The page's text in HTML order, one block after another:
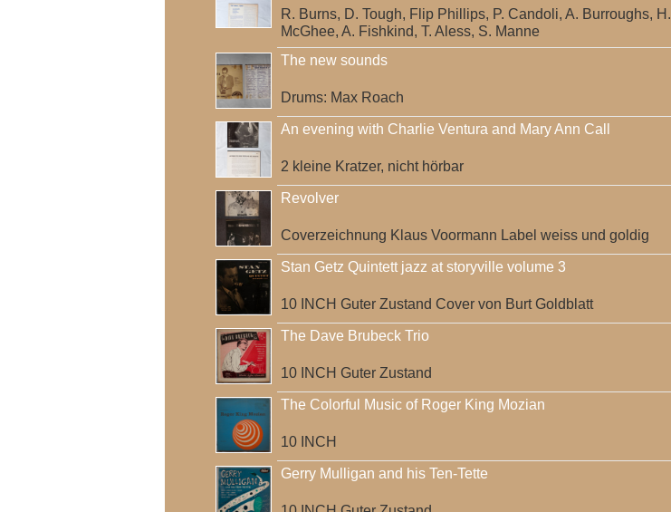
R. Burns, D. Tough, Flip Phillips, P. Candoli, A. Burroughs, H.
McGhee, A. Fishkind, T. Aless, S. Manne
The new sounds
Drums: Max Roach
An evening with Charlie Ventura and Mary Ann Call
2 kleine Kratzer, nicht hörbar
Revolver
Coverzeichnung Klaus Voormann Label weiss und goldig
Stan Getz Quintett jazz at storyville volume 3
10 INCH Guter Zustand Cover von Burt Goldblatt
The Dave Brubeck Trio
10 INCH Guter Zustand
The Colorful Music of Roger King Mozian
10 INCH
Gerry Mulligan and his Ten-Tette